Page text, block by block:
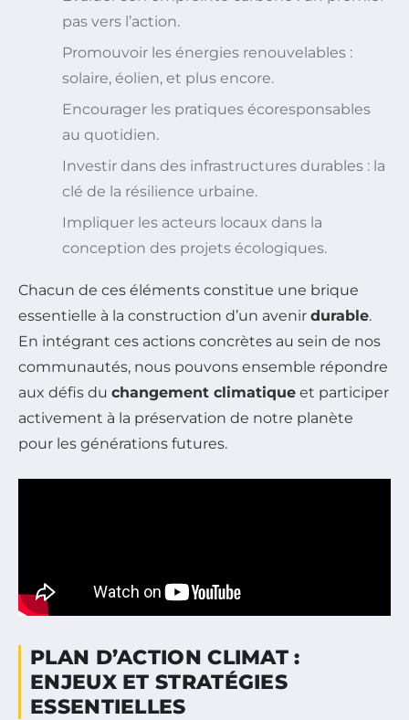
pas vers l’action.
Promouvoir les énergies renouvelables :
solaire, éolien, et plus encore.
Encourager les pratiques écoresponsables
au quotidien.
Investir dans des infrastructures durables : la
clé de la résilience urbaine.
Impliquer les acteurs locaux dans la
conception des projets écologiques.
Chacun de ces éléments constitue une brique
essentielle à la construction d’un avenir durable.
En intégrant ces actions concrètes au sein de nos
communautés, nous pouvons ensemble répondre
aux défis du changement climatique et participer
activement à la préservation de notre planète
pour les générations futures.
PLAN D’ACTION CLIMAT :
ENJEUX ET STRATÉGIES
ESSENTIELLES